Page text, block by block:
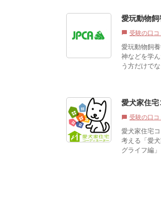
愛玩動物飼
chat_bubble 受験の口
愛玩動物飼
神などを学
う方だけで
愛犬家住
chat_bubble 受験の口
愛犬家住宅
考える「愛
グライフ編